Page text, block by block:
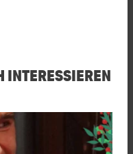
INTERESSIEREN